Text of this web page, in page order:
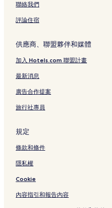
聯絡我們
評論住宿
供應商、聯盟夥伴和媒體
加入 Hotels.com 聯盟計畫
最新消息
廣告合作提案
旅行社專員
規定
條款和條件
隱私權
Cookie
內容指引和報告內容